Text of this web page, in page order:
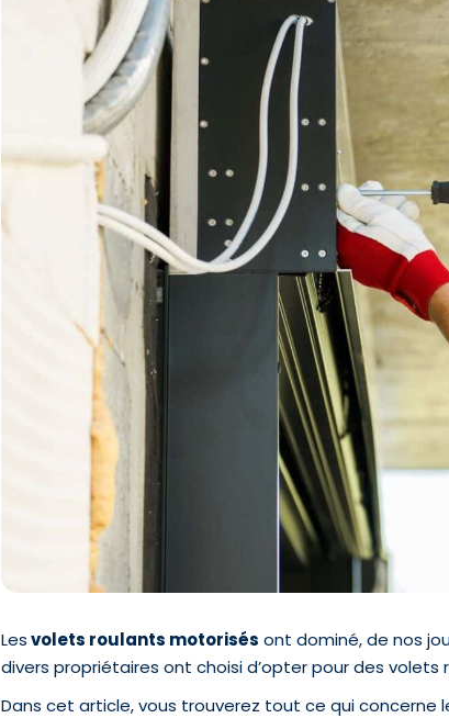
Lesvolets roulants motorisés ont dominé, de nos
divers propriétaires ont choisi d’opter pour des
Dans cet article, vous trouverez tout ce qui